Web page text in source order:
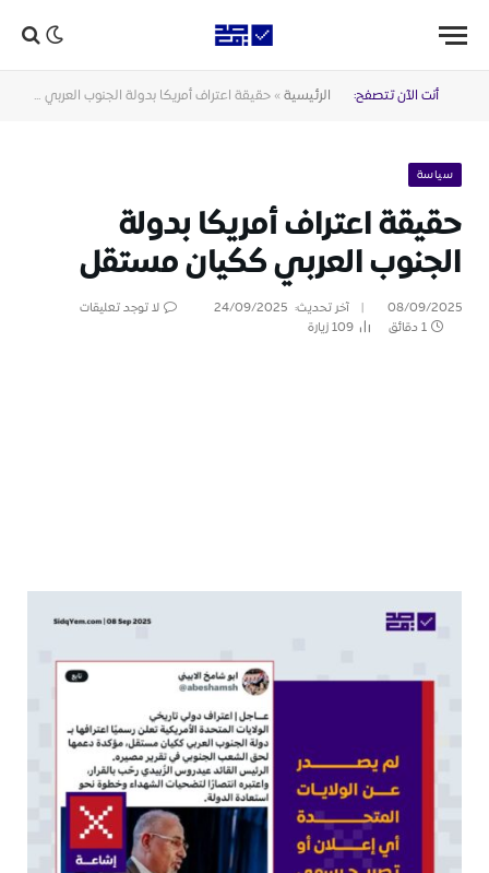
أنت الآن تتصفح: الرئيسية » حقيقة اعتراف أمريكا بدولة الجنوب العربي ككيان مستقل
سياسة
حقيقة اعتراف أمريكا بدولة
الجنوب العربي ككيان مستقل
08/09/2025 آخر تحديث: 24/09/2025
لا توجد تعليقات
1 دقائق
109زيارة